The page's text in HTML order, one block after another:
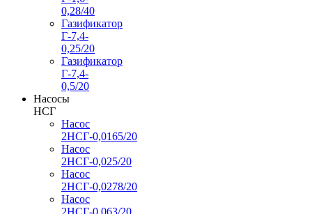
0,28/40
Газификатор
Г-7,4-
0,25/20
Газификатор
Г-7,4-
0,5/20
Насосы
НСГ
Насос
2НСГ-0,0165/20
Насос
2НСГ-0,025/20
Насос
2НСГ-0,0278/20
Насос
2НСГ-0,063/20